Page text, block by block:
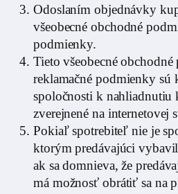
Odoslaním objednávky
všeobecné obchodné
podmienky.
Tieto všeobecné
reklamačné podmienky sú
spoločnosti k nahliadnutiu
zverejnené na internetovej
Pokiaľ spotrebiteľ nie je
ktorým predávajúci
ak sa domnieva, že
má možnosť obrátiť sa na